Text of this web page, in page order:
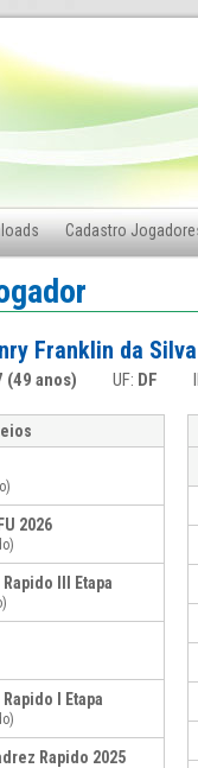
Cadastro
Franklin da
(49 anos) UF: DF
2026
III Etapa
I Etapa
Rapido 2025